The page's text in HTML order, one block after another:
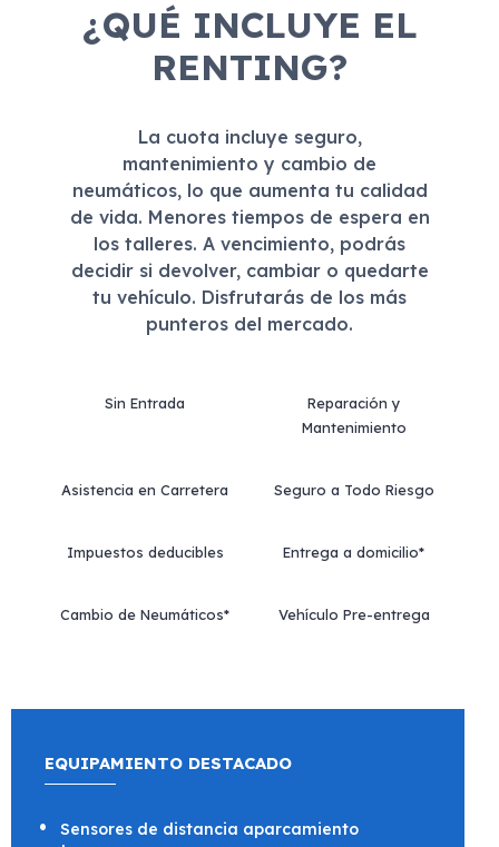
¿QUÉ INCLUYE EL
RENTING?
La cuota incluye seguro,
mantenimiento y cambio de
neumáticos, lo que aumenta tu calidad
de vida. Menores tiempos de espera en
los talleres. A vencimiento, podrás
decidir si devolver, cambiar o quedarte
tu vehículo. Disfrutarás de los más
punteros del mercado.
Sin Entrada
Reparación y
Mantenimiento
Asistencia en Carretera Seguro a Todo Riesgo
Impuestos deducibles Entrega a domicilio*
Cambio de Neumáticos* Vehículo Pre-entrega
EQUIPAMIENTO DESTACADO
Sensores de distancia aparcamiento